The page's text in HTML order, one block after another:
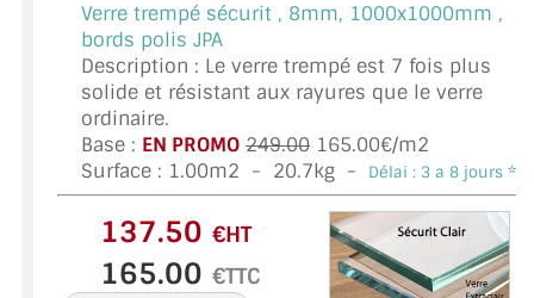
VERRE EXTRACLAIR
VERRE TREMPÉ (SÉCURIT)
PAROI DE DOUCHE
VERRE FEUILLETÉ
VERRE ANTI-REFLET
VERRE LAQUÉ/CRÉDENCE
Verre trempé sécurit , 8mm, 1000x1000mm ,
bords polis JPA
Description : Le verre trempé est 7 fois plus
solide et résistant aux rayures que le verre
ordinaire.
Base : EN PROMO 249.00 165.00€/m2
Surface : 1.00m2 - 20.7kg - Délai : 3 a 8 jours *
€HT
€TTC